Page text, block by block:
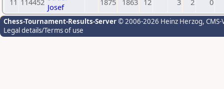
11 114452 Josef
1875 1863 12 3 2 0
Chess-Tournament-Results-Server© 2006-2026 Heinz Herzog,
Legal details/Terms of use